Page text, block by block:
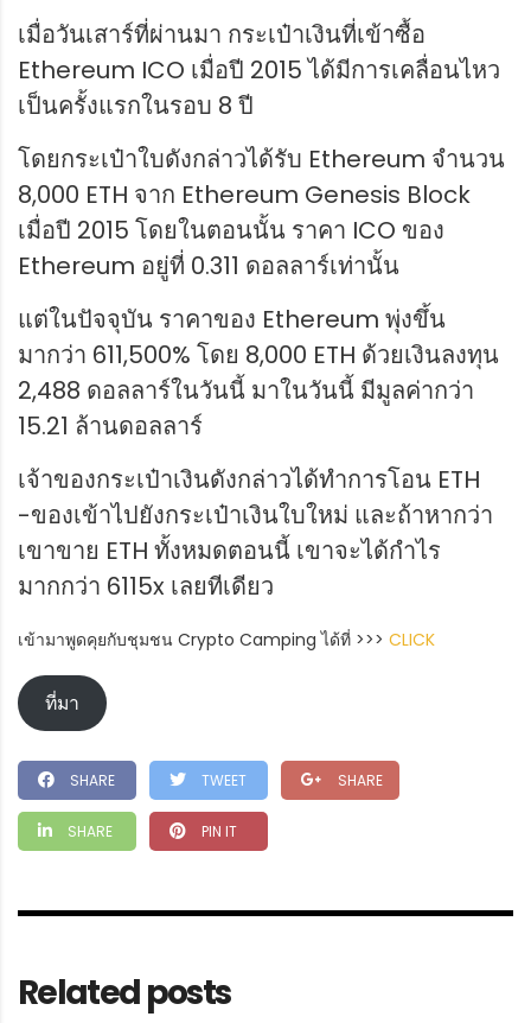
เมื่อวันเสาร์ที่ผ่านมา กระเป๋าเงินที่เข้าซื้อ
Ethereum ICO เมื่อปี 2015 ได้มีการเคลื่อนไหว
เป็นครั้งแรกในรอบ 8 ปี
โดยกระเป๋าใบดังกล่าวได้รับ Ethereum จำนวน
8,000 ETH จาก Ethereum Genesis Block
เมื่อปี 2015 โดยในตอนนั้น ราคา ICO ของ
Ethereum อยู่ที่ 0.311 ดอลลาร์เท่านั้น
แต่ในปัจจุบัน ราคาของ Ethereum พุ่งขึ้น
มากว่า 611,500% โดย 8,000 ETH ด้วยเงินลงทุน
2,488 ดอลลาร์ในวันนี้ มาในวันนี้ มีมูลค่ากว่า
15.21 ล้านดอลลาร์
เจ้าของกระเป๋าเงินดังกล่าวได้ทำการโอน ETH
-ของเข้าไปยังกระเป๋าเงินใบใหม่ และถ้าหากว่า
เขาขาย ETH ทั้งหมดตอนนี้ เขาจะได้กำไร
มากกว่า 6115x เลยทีเดียว
เข้ามาพูดคุยกับชุมชน Crypto Camping ได้ที่ >>> CLICK
ที่มา
SHARE TWEET SHARE
SHARE PIN IT
Related posts